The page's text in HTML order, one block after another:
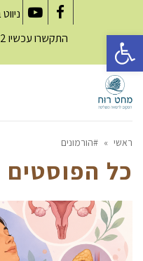
Facebook
YouTube
התקשרו עכשיו
ראשי » #הורמונים
כל הפוסטים
פתח סרגל נגישות